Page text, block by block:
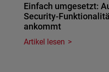
Einfach umgesetzt:
Security-
ankommt
Artikel lesen